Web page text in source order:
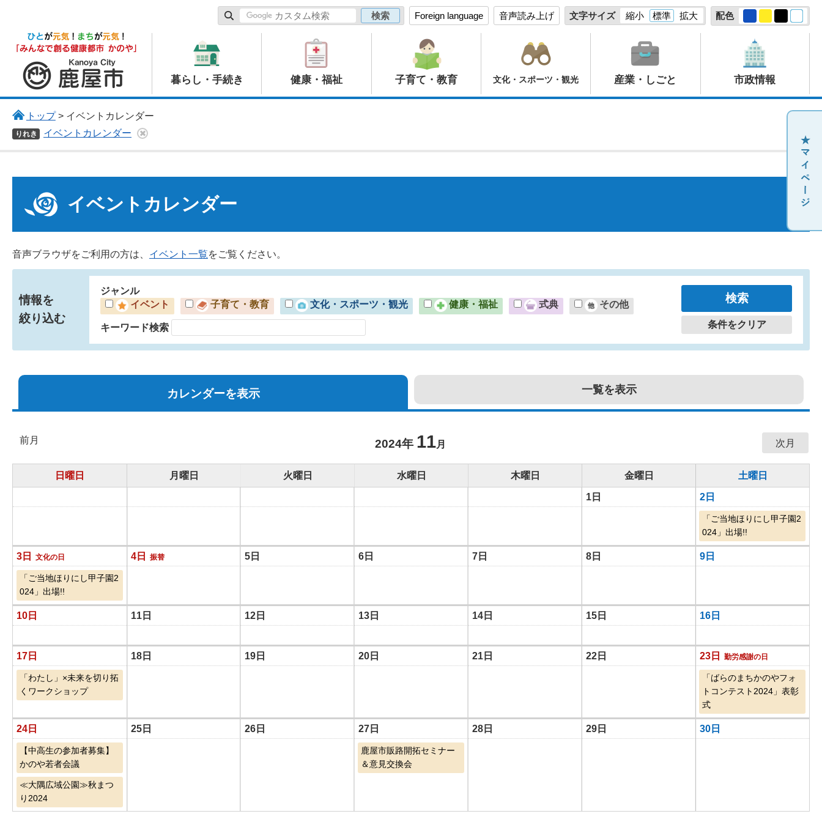
Foreign language 音声読み上げ 文字サイズ 縮小 標準 拡大 配色
鹿屋市
暮らし・手続き 健康・福祉 子育て・教育 文化・スポーツ・観光 産業・しごと 市政情報
トップ> イベントカレンダー
りれき イベントカレンダー
イベントカレンダー
音声ブラウザをご利用の方は、 イベント一覧をご覧ください。
情報を
絞り込む
ジャンル
イベント
子育て・教育 文化・スポーツ・観光 健康・福祉 式典 その他
キーワード検索 条件をクリア
カレンダーを表示 一覧を表示
前月 2024年 11月 次月
日曜日 月曜日 火曜日 水曜日 木曜日 金曜日 土曜日
1日 2日
「ご当地ほりにし甲子園2
024」出場!!
3日 文化の日 4日 振替 5日 6日 7日 8日 9日
「ご当地ほりにし甲子園2
024」出場!!
10日 11日 12日 13日 14日 15日 16日
17日 18日 19日 20日 21日 22日 23日 勤労感謝の日
「わたし」×未来を切り拓
くワークショップ
「ばらのまちかのやフォ
トコンテスト2024」表彰
式
24日 25日 26日 27日 28日 29日 30日
【中高生の参加者募集】
かのや若者会議
鹿屋市販路開拓セミナー
＆意見交換会
≪大隅広域公園≫秋まつ
り2024